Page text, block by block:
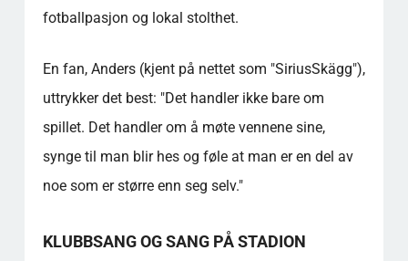
fotballpasjon og lokal stolthet.
En fan, Anders (kjent på nettet som "SiriusSkägg"),
uttrykker det best: "Det handler ikke bare om
spillet. Det handler om å møte vennene sine,
synge til man blir hes og føle at man er en del av
noe som er større enn seg selv."
KLUBBSANG OG SANG PÅ STADION